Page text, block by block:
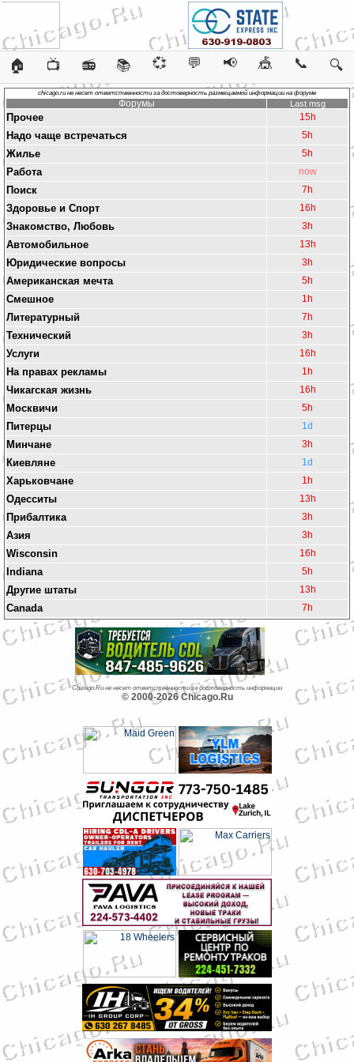
🏠 📺 📻 📚 💞 💬 📢 🎪 📞 🔍
chicago.ru не несет ответственности за достоверность размещаемой информации на форуме
Форумы Last msg
Прочее 15h
Надо чаще встречаться 5h
Жилье 5h
Работа now
Поиск 7h
Здоровье и Спорт 16h
Знакомство, Любовь 3h
Автомобильное 13h
Юридические вопросы 3h
Американская мечта 5h
Смешное 1h
Литературный 7h
Технический 3h
Услуги 16h
На правах рекламы 1h
Чикагская жизнь 16h
Москвичи 5h
Питерцы 1d
Минчане 3h
Киевляне 1d
Харьковчане 1h
Одесситы 13h
Прибалтика 3h
Азия 3h
Wisconsin 16h
Indiana 5h
Другие штаты 13h
Canada 7h
Chicago.Ru не несет ответственности за достоверность информации
© 2000-2026 Chicago.Ru